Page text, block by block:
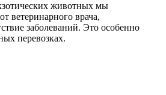
животных мы
ветеринарного врача,
заболеваний. Это особенно
перевозках.